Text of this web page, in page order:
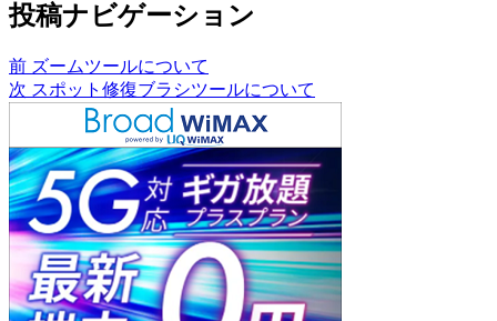
投稿ナビゲーション
前 ズームツールについて
次 スポット修復ブラシツールについて